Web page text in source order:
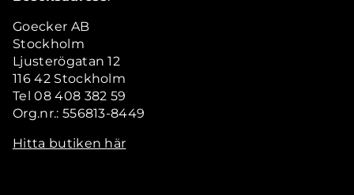
Goecker AB
Stockholm
Ljusterögatan 12
116 42 Stockholm
Tel 08 408 382 59
Org.nr.: 556813-8449
Hitta butiken här